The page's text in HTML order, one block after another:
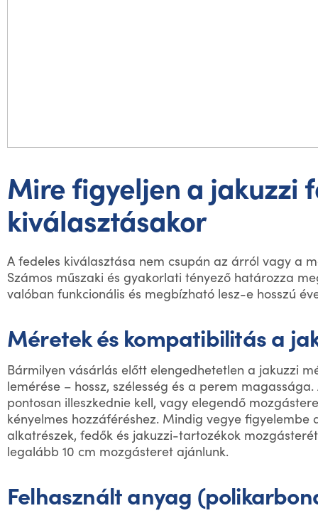
Mire figyeljen a jakuzzi
kiválasztásakor
A fedeles kiválasztása nem csupán az árról vagy a
Számos műszaki és gyakorlati tényező határozza
valóban funkcionális és megbízható lesz-e hosszú
Méretek és kompatibilitás a
Bármilyen vásárlás előtt elengedhetetlen a jakuzzi
lemérése – hossz, szélesség és a perem
pontosan illeszkednie kell, vagy elegendő
kényelmes hozzáféréshez. Mindig vegye figyelembe
alkatrészek, fedők és jakuzzi-tartozékok
legalább 10 cm mozgásteret ajánlunk.
Felhasznált anyag